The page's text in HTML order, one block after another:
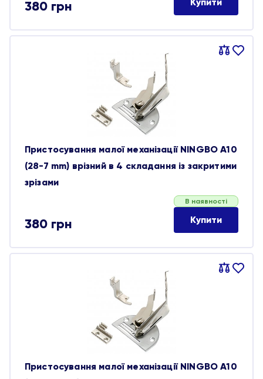
380 грн
Порівняти
В
Пристосування малої механізації NINGBO A10
(28-7 mm) врізний в 4 складання із закритими
зрізами
380 грн
В наявності
Купити
Порівняти
В
Пристосування малої механізації NINGBO A10